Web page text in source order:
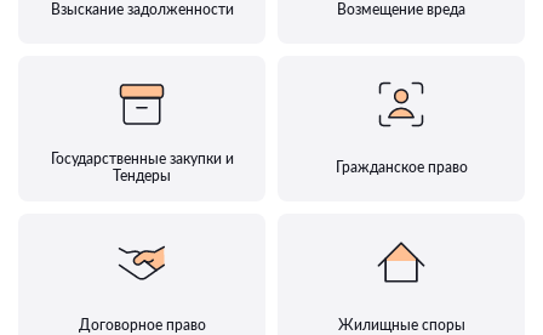
Взыскание задолженности Возмещение вреда
Государственные закупки и
Тендеры
Гражданское право
Договорное право Жилищные споры